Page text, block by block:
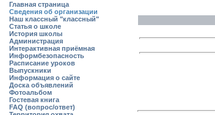
Главная страница
Сведения об организации
Наш классный "классный"
Статья о школе
История школы
Администрация
Интерактивная приёмная
Информбезопасность
Расписание уроков
Выпускники
Информация о сайте
Доска объявлений
Фотоальбом
Гостевая книга
FAQ (вопрос/ответ)